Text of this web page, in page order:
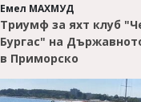
Емел МАХМУД
Триумф за яхт клуб
Бургас" на
в Приморско